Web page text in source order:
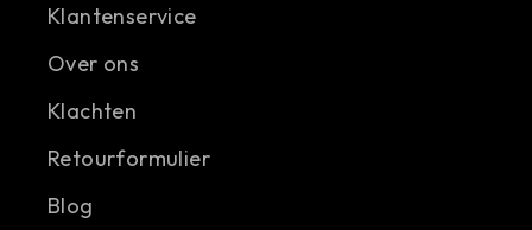
Klantenservice
Over ons
Klachten
Retourformulier
Blog